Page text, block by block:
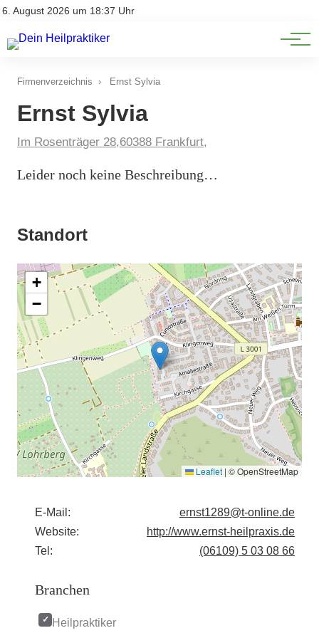
6. August 2026 um 18:37 Uhr
Impressum
Natürliche Medizin
Heilpflanzen & Kräuterkunde
Firmenverzeichnis › Ernst Sylvia
Ernst Sylvia
Im Rosenträger 28,60388 Frankfurt,
Leider noch keine Beschreibung…
Standort
+
−
Leaflet | © OpenStreetMap
E-Mail:
ernst1289@t-online.de
Website:
http://www.ernst-heilpraxis.de
Tel:
(06109) 5 03 08 66
Branchen
Heilpraktiker